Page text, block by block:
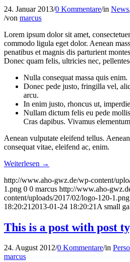
24. Januar 2013/0 Kommentare/in News,
/von marcus
Lorem ipsum dolor sit amet,
commodo ligula eget dolor. Aenean
penatibus et magnis dis parturient
Donec quam felis, ultricies nec,
Nulla consequat massa quis enim.
Donec pede justo, fringilla vel,
arcu.
In enim justo, rhoncus ut,
Nullam dictum felis eu pede
Cras dapibus. Vivamus
Aenean vulputate eleifend tellus.
consequat vitae, eleifend ac, enim.
Weiterlesen →
http://www.aho-gwz.de/wp-content/
1.png 0 0 marcus http://www.aho-
content/uploads/2017/02/logo-120-1.png
18:20:21 2013-01-24 18:20:21 A small
This is a post with post
24. August 2012/0 Kommentare/in
marcus